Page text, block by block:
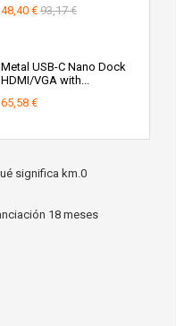
48,40 € 93,17 €
Metal USB-C Nano Dock
HDMI/VGA with...
65,58 €